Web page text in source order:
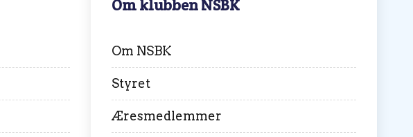
Om klubben NSBK
Om NSBK
Styret
Æresmedlemmer